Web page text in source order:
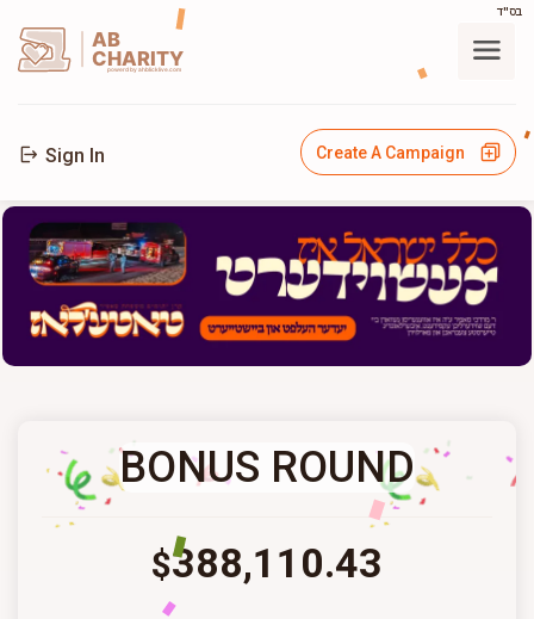
בס"ד
AB
CHARITY
powerd by ahblicklive.com
Sign In Create A Campaign
BONUS ROUND
$388,110.43